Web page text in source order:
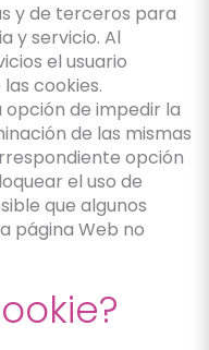
y de terceros para
y servicio. Al
el usuario
cookies.
opción de impedir la
de las mismas
opción
el uso de
que algunos
página Web no